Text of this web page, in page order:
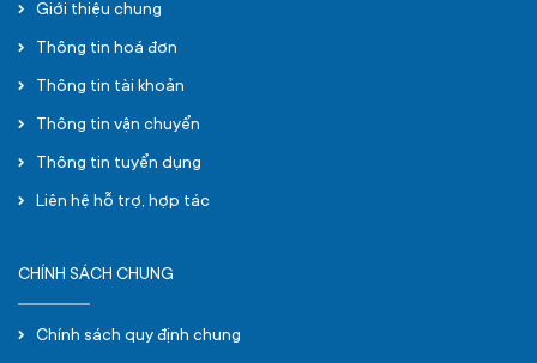
Giới thiệu chung
Thông tin hoá đơn
Thông tin tài khoản
Thông tin vận chuyển
Thông tin tuyển dụng
Liên hệ hỗ trợ, hợp tác
CHÍNH SÁCH CHUNG
Chính sách quy định chung